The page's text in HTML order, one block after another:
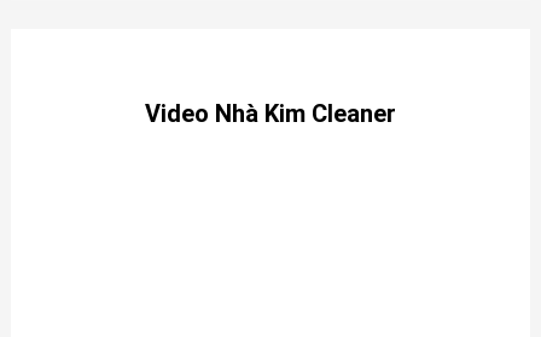
Video Nhà Kim Cleaner